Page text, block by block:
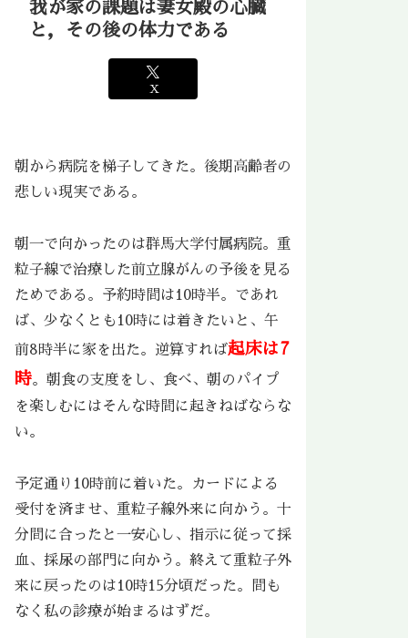
我が家の課題は妻女殿の心臓
と，その後の体力である
X
朝から病院を梯子してきた。後期高齢者の
悲しい現実である。
朝一で向かったのは群馬大学付属病院。重
粒子線で治療した前立腺がんの予後を見る
ためである。予約時間は10時半。であれ
ば、少なくとも10時には着きたいと、午
前8時半に家を出た。逆算すれば起床は7
時。朝食の支度をし、食べ、朝のパイプ
を楽しむにはそんな時間に起きねばならな
い。
予定通り10時前に着いた。カードによる
受付を済ませ、重粒子線外来に向かう。十
分間に合ったと一安心し、指示に従って採
血、採尿の部門に向かう。終えて重粒子外
来に戻ったのは10時15分頃だった。間も
なく私の診療が始まるはずだ。